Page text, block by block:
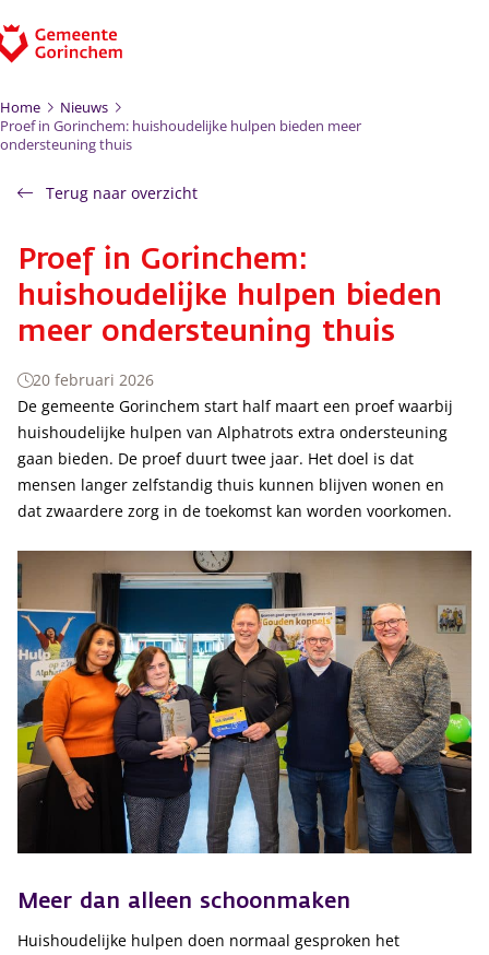
Home
Nieuws
Proef in Gorinchem: huishoudelijke hulpen bieden meer
ondersteuning thuis
Terug naar overzicht
Proef in Gorinchem:
huishoudelijke hulpen bieden
meer ondersteuning thuis
20 februari 2026
De gemeente Gorinchem start half maart een proef waarbij
huishoudelijke hulpen van Alphatrots extra ondersteuning
gaan bieden. De proef duurt twee jaar. Het doel is dat
mensen langer zelfstandig thuis kunnen blijven wonen en
dat zwaardere zorg in de toekomst kan worden voorkomen.
Meer dan alleen schoonmaken
Huishoudelijke hulpen doen normaal gesproken het